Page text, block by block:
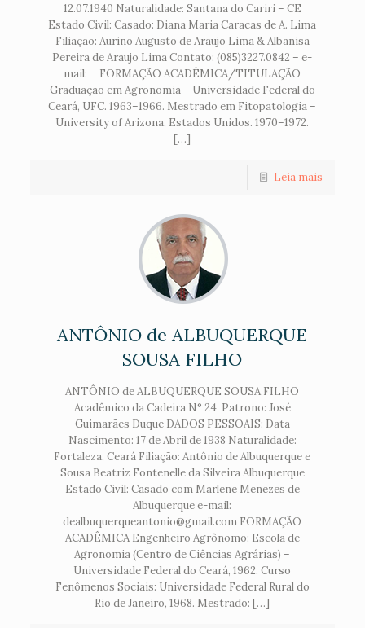
12.07.1940 Naturalidade: Santana do Cariri – CE
Estado Civil: Casado: Diana Maria Caracas de A. Lima
Filiação: Aurino Augusto de Araujo Lima & Albanisa
Pereira de Araujo Lima Contato: (085)3227.0842 – e-
mail: FORMAÇÃO ACADÊMICA/TITULAÇÃO
Graduação em Agronomia – Universidade Federal do
Ceará, UFC. 1963–1966. Mestrado em Fitopatologia –
University of Arizona, Estados Unidos. 1970–1972.
[…]
Leia mais
ANTÔNIO de ALBUQUERQUE
SOUSA FILHO
ANTÔNIO de ALBUQUERQUE SOUSA FILHO
Acadêmico da Cadeira N° 24 Patrono: José
Guimarães Duque DADOS PESSOAIS: Data
Nascimento: 17 de Abril de 1938 Naturalidade:
Fortaleza, Ceará Filiação: Antônio de Albuquerque e
Sousa Beatriz Fontenelle da Silveira Albuquerque
Estado Civil: Casado com Marlene Menezes de
Albuquerque e-mail:
dealbuquerqueantonio@gmail.com FORMAÇÃO
ACADÊMICA Engenheiro Agrônomo: Escola de
Agronomia (Centro de Ciências Agrárias) –
Universidade Federal do Ceará, 1962. Curso
Fenômenos Sociais: Universidade Federal Rural do
Rio de Janeiro, 1968. Mestrado: […]